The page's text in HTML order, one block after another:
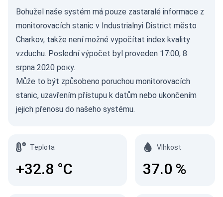
Bohužel naše systém má pouze zastaralé informace z
monitorovacích stanic v Industrialnyi District město
Charkov, takže není možné vypočítat index kvality
vzduchu. Poslední výpočet byl proveden 17:00, 8
srpna 2020 року.
Může to být způsobeno poruchou monitorovacích
stanic, uzavřením přístupu k datům nebo ukončením
jejich přenosu do našeho systému.
Teplota
+32.8 °C
Vlhkost
37.0 %